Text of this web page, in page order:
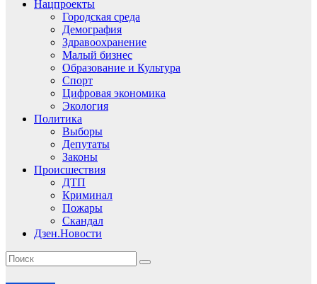
Нацпроекты
Городская среда
Демография
Здравоохранение
Малый бизнес
Образование и Культура
Спорт
Цифровая экономика
Экология
Политика
Выборы
Депутаты
Законы
Происшествия
ДТП
Криминал
Пожары
Скандал
Дзен.Новости